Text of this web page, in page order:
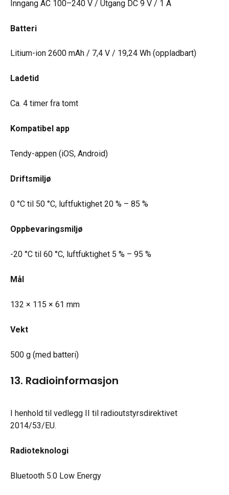
Inngang AC 100–240 V / Utgang DC 9 V / 1 A
Batteri
Litium-ion 2600 mAh / 7,4 V / 19,24 Wh (oppladbart)
Ladetid
Ca. 4 timer fra tomt
Kompatibel app
Tendy-appen (iOS, Android)
Driftsmiljø
0 °C til 50 °C, luftfuktighet 20 % – 85 %
Oppbevaringsmiljø
-20 °C til 60 °C, luftfuktighet 5 % – 95 %
Mål
132 × 115 × 61 mm
Vekt
500 g (med batteri)
13. Radioinformasjon
I henhold til vedlegg II til radioutstyrsdirektivet
2014/53/EU.
Radioteknologi
Bluetooth 5.0 Low Energy